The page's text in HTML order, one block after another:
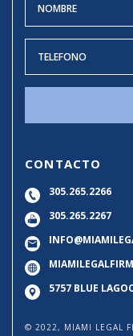
CONTACTO
305.265.2266
305.265.2267
5757 BLUE
© 2022, MIAMI LEGAL